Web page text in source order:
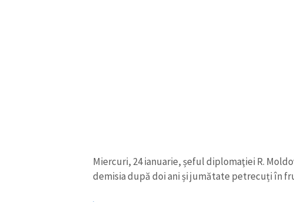
Miercuri, 24 ianuarie, șeful diplomaţiei R.
demisia după doi ani și jumătate petrecuți în